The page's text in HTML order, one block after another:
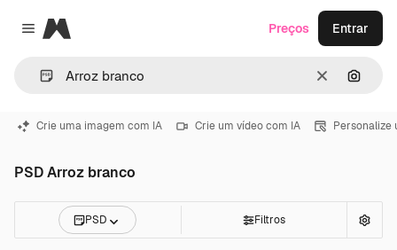
Close menu
Magnific
Limpar
Preços Entrar
Crie uma imagem com IA Crie um vídeo com IA Personalize
PSD Arroz branco
PSD Filtros